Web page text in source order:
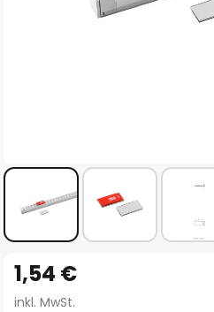
Anfang
der
1,54 €
inkl. MwSt.